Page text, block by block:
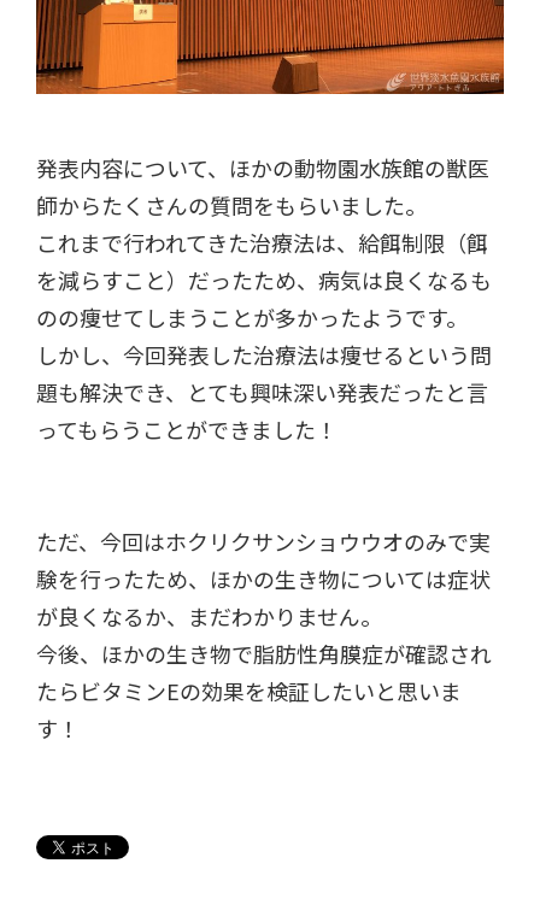
発表内容について、ほかの動物園水族館の獣医
師からたくさんの質問をもらいました。
これまで行われてきた治療法は、給餌制限（餌
を減らすこと）だったため、病気は良くなるも
のの痩せてしまうことが多かったようです。
しかし、今回発表した治療法は痩せるという問
題も解決でき、とても興味深い発表だったと言
ってもらうことができました！
ただ、今回はホクリクサンショウウオのみで実
験を行ったため、ほかの生き物については症状
が良くなるか、まだわかりません。
今後、ほかの生き物で脂肪性角膜症が確認され
たらビタミンEの効果を検証したいと思いま
す！